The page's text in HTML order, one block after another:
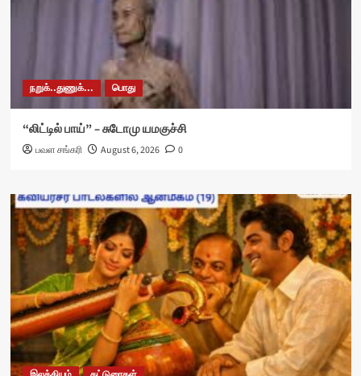
நறுக்..துணுக்... பொது
“லிட்டில் பாய்” – சுடோமு யமகுச்சி
பவள சங்கரி August 6, 2026 0